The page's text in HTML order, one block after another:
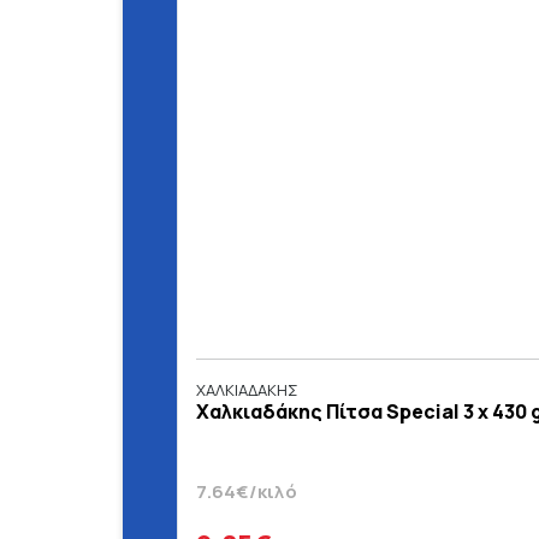
ΧΑΛΚΙΑΔΑΚΗΣ
Χαλκιαδάκης Πίτσα Special 3 x 430
7.64€/κιλό